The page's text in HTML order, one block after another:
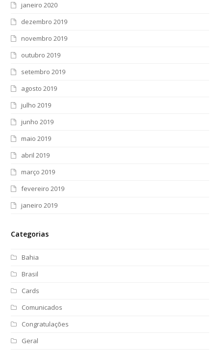
janeiro 2020
dezembro 2019
novembro 2019
outubro 2019
setembro 2019
agosto 2019
julho 2019
junho 2019
maio 2019
abril 2019
março 2019
fevereiro 2019
janeiro 2019
Categorias
Bahia
Brasil
Cards
Comunicados
Congratulações
Geral